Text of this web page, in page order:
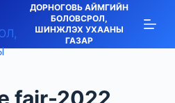
ДОРНОГОВЬ АЙМГИЙН
БОЛОВСРОЛ,
ШИНЖЛЭХ УХААНЫ
ГАЗАР